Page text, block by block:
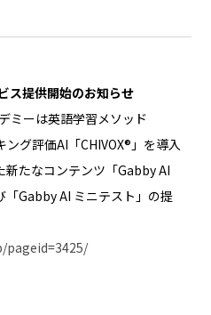
ス提供開始のお知らせ
ミーは英語学習メソッド
ング評価AI「CHIVOX®︎」を導入
新たなコンテンツ「Gabby AI
Gabby AI ミニテスト」の提